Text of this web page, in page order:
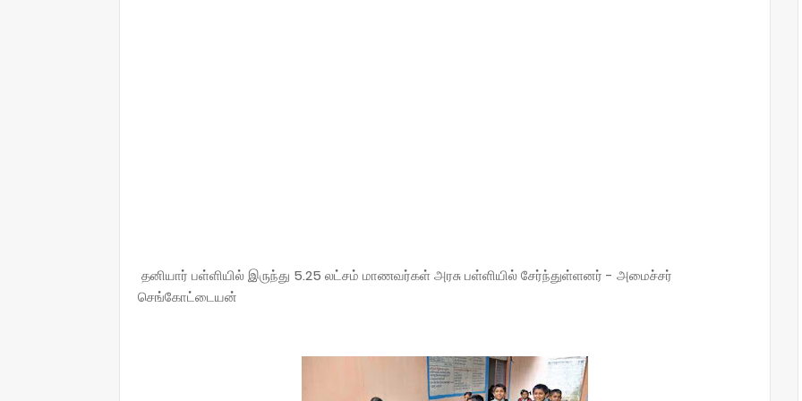
தனியார் பள்ளியில் இருந்து 5.25 லட்சம் மாணவர்கள் அரசு பள்ளியில் சேர்ந்துள்ளனர் - அமைச்சர்
செங்கோட்டையன்